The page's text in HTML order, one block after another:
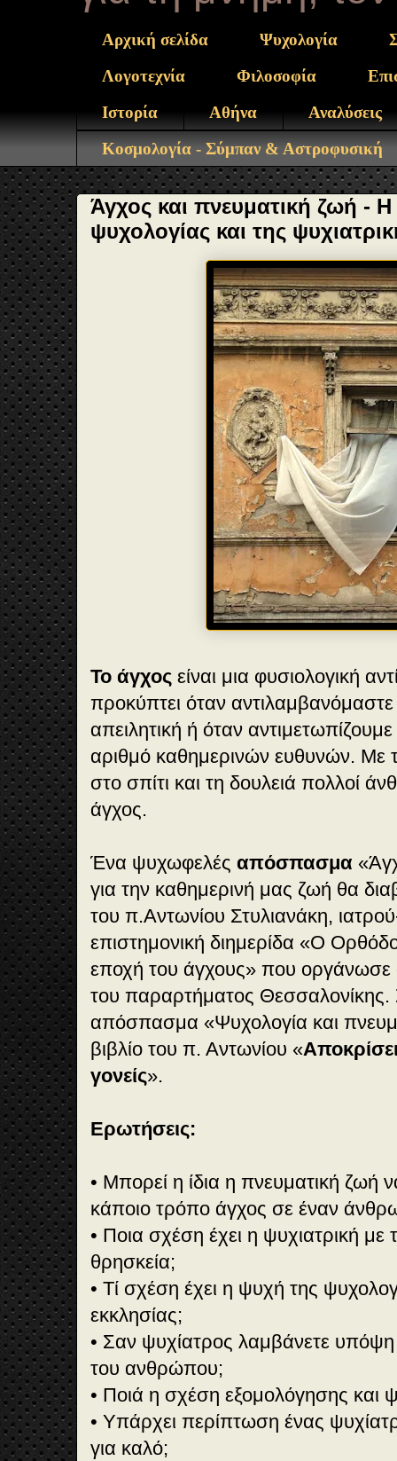
Αρχική σελίδα Ψυχολογία
Λογοτεχνία
Φιλοσοφία
Ιστορία
Αθήνα
Αναλύσεις
Κοσμολογία - Σύμπαν & Αστροφυσική
Άγχος και πνευματική ζωή -
ψυχολογίας και της
Το άγχος είναι μια φυσιολογική
προκύπτει όταν
απειλητική ή όταν
αριθμό καθημερινών ευθυνών. Με
στο σπίτι και τη δουλειά πολλοί
άγχος.
Ένα ψυχωφελές απόσπασμα
για την καθημερινή μας ζωή θα
του π.Αντωνίου Στυλιανάκη,
επιστημονική διημερίδα «Ο
εποχή του άγχους» που οργάνωσε
του παραρτήματος Θεσσαλονίκης.
απόσπασμα «Ψυχολογία και
βιβλίο του π. Αντωνίου «
γονείς».
Ερωτήσεις:
• Μπορεί η ίδια η πνευματική ζωή
κάποιο τρόπο άγχος σε έναν
• Ποια σχέση έχει η ψυχιατρική με
θρησκεία;
• Τί σχέση έχει η ψυχή της
εκκλησίας;
• Σαν ψυχίατρος λαμβάνετε υπόψη
του ανθρώπου;
• Ποιά η σχέση εξομολόγησης και
• Υπάρχει περίπτωση ένας
για καλό;